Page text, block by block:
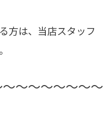
方は、当店スタッフ
～～～～～～～